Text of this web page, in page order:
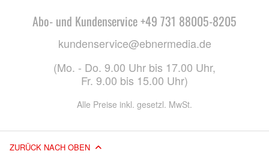
Abo- und Kundenservice +49 731 88005-8205
kundenservice@ebnermedia.de
(Mo. - Do. 9.00 Uhr bis 17.00 Uhr,
Fr. 9.00 bis 15.00 Uhr)
Alle Preise inkl. gesetzl. MwSt.
ZURÜCK NACH OBEN